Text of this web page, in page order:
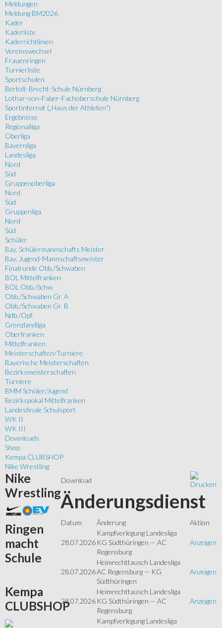
Meldungen
Meldung BM2026
Kader
Kaderliste
Kaderrichtlinien
Vereinswechsel
Frauenringen
Turnierliste
Sportschulen
Bertolt-Brecht-Schule Nürnberg
Lothar-von-Faber-Fachoberschule Nürnberg
Sportinternat („Haus der Athleten“)
Ergebnisse
Regionalliga
Oberliga
Bayernliga
Landesliga
Nord
Süd
Gruppenoberliga
Nord
Süd
Gruppenliga
Nord
Süd
Schüler
Bay. Schülermannschafts Meister
Bay. Jugend-Mannschaftsmeister
Finalrunde Obb./Schwaben
BOL Mittelfranken
BOL Obb./Schw.
Obb./Schwaben Gr. A
Obb./Schwaben Gr. B
Ndb./Opf.
Grenzlandliga
Oberfranken
Mittelfranken
Meisterschaften/Turniere
Bayerische Meisterschaften
Bezirksmeisterschaften
Turniere
BMM Schüler/Jugend
Bezirkspokal Mittelfranken
Landesfinale Schulsport
WK II
WK III
Downloads
Shop
Kempa CLUBSHOP
Nike Wrestling
Download
Änderungsdienst
Datum Änderung Aktion
28.07.2026
Kampfverlegung Landesliga
KG Südthüringen — AC
Regensburg
Anzeigen
28.07.2026
Heimrechttausch Landesliga
AC Regensburg — KG
Südthüringen
Anzeigen
28.07.2026
Heimrechttausch Landesliga
KG Südthüringen — AC
Regensburg
Anzeigen
Kampfverlegung Landesliga
Nike
Wrestling
Ringen
macht
Schule
Kempa
CLUBSHOP